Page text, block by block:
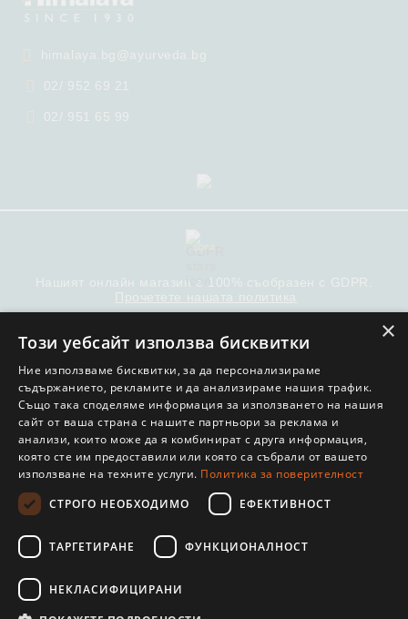
himalaya.bg@ayurveda.bg
02/ 952 69 21
02/ 951 65 99
Нашият онлайн магазин е 100% съобразен с GDPR.
Прочетете нашата политика
© COPYRIGHT 2022. ОНЛАЙН МАГАЗИН ОТ SELITON
×
Този уебсайт използва бисквитки
Ние използваме бисквитки, за да персонализираме
съдържанието, рекламите и да анализираме нашия трафик.
Също така споделяме информация за използването на нашия
сайт от ваша страна с нашите партньори за реклама и
анализи, които може да я комбинират с друга информация,
която сте им предоставили или която са събрали от вашето
използване на техните услуги. Политика за поверителност
СТРОГО НЕОБХОДИМО
ЕФЕКТИВНОСТ
ТАРГЕТИРАНЕ ФУНКЦИОНАЛНОСТ
НЕКЛАСИФИЦИРАНИ